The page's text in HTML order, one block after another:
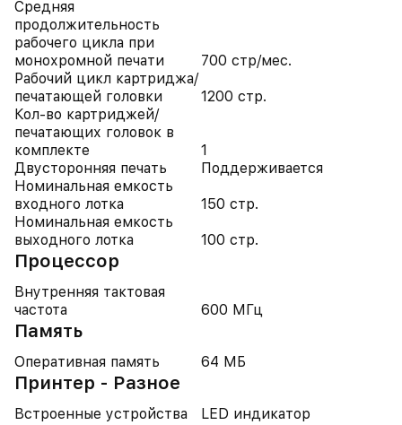
Средняя
продолжительность
рабочего цикла при
монохромной печати
700 стр/мес.
Рабочий цикл картриджа/
печатающей головки
1200 стр.
Кол-во картриджей/
печатающих головок в
комплекте
1
Двусторонняя печать
Поддерживается
Номинальная емкость
входного лотка
150 стр.
Номинальная емкость
выходного лотка
100 стр.
Процессор
Внутренняя тактовая
частота
600 МГц
Память
Оперативная память 64 МБ
Принтер - Разное
Встроенные устройства
LED индикатор